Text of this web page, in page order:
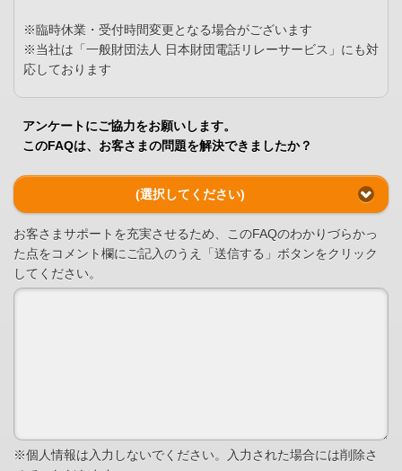
※臨時休業・受付時間変更となる場合がございます
※当社は「一般財団法人 日本財団電話リレーサービス」にも対
応しております
アンケートにご協力をお願いします。
このFAQは、お客さまの問題を解決できましたか？
(選択してください)
お客さまサポートを充実させるため、このFAQのわかりづらかっ
た点をコメント欄にご記入のうえ「送信する」ボタンをクリック
してください。
※個人情報は入力しないでください。入力された場合には削除さ